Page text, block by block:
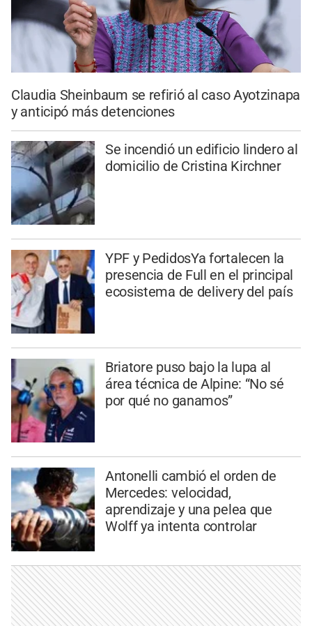
Claudia Sheinbaum se refirió al caso Ayotzinapa
y anticipó más detenciones
Se incendió un edificio lindero al
domicilio de Cristina Kirchner
YPF y PedidosYa fortalecen la
presencia de Full en el principal
ecosistema de delivery del país
Briatore puso bajo la lupa al
área técnica de Alpine: “No sé
por qué no ganamos”
Antonelli cambió el orden de
Mercedes: velocidad,
aprendizaje y una pelea que
Wolff ya intenta controlar